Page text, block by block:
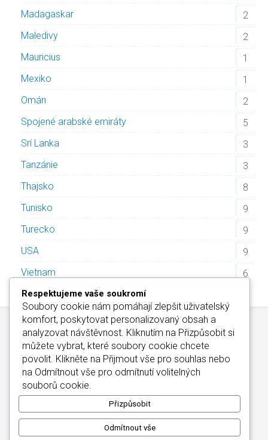
Madagaskar
2
Maledivy
2
Mauricius
1
Mexiko
1
Omán
2
Spojené arabské emiráty
5
Srí Lanka
3
Tanzánie
3
Thajsko
8
Tunisko
9
Turecko
9
USA
9
Vietnam
6
Kontakt/Informace o Cookies/Katalog Alfa-Elchron
Wellness Hotely Maďarsko
Copyright © 2026
Respektujeme vaše soukromí
Soubory cookie nám pomáhají zlepšit uživatelský
komfort, poskytovat personalizovaný obsah a
analyzovat návštěvnost. Kliknutím na Přizpůsobit si
můžete vybrat, které soubory cookie chcete
povolit. Klikněte na Přijmout vše pro souhlas nebo
na Odmítnout vše pro odmítnutí volitelných
souborů cookie.
Přizpůsobit
Odmítnout vše